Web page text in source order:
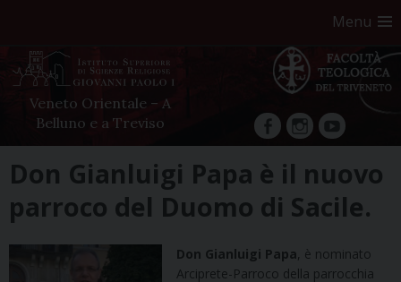
Menu
Veneto Orientale – A
Belluno e a Treviso
facebookInstagram
YouTube
content
Don Gianluigi Papa è il nuovo
parroco del Duomo di Sacile.
Don Gianluigi Papa, è nominato
Arciprete-Parroco della parrocchia